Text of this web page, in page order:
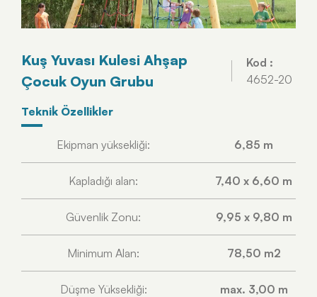
Kuş Yuvası Kulesi Ahşap
Çocuk Oyun Grubu
Kod :
4652-20
Tekni̇k Özelli̇kler
Ekipman yüksekliği: 6,85 m
Kapladığı alan: 7,40 x 6,60 m
Güvenlik Zonu: 9,95 x 9,80 m
Minimum Alan: 78,50 m2
Düşme Yüksekliği: max. 3,00 m